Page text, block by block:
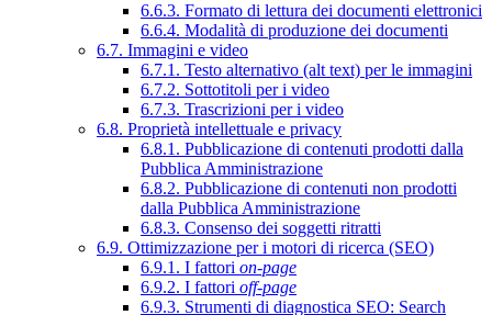
6.6.3. Formato di lettura dei documenti elettronici
6.6.4. Modalità di produzione dei documenti
6.7. Immagini e video
6.7.1. Testo alternativo (alt text) per le immagini
6.7.2. Sottotitoli per i video
6.7.3. Trascrizioni per i video
6.8. Proprietà intellettuale e privacy
6.8.1. Pubblicazione di contenuti prodotti dalla
Pubblica Amministrazione
6.8.2. Pubblicazione di contenuti non prodotti
dalla Pubblica Amministrazione
6.8.3. Consenso dei soggetti ritratti
6.9. Ottimizzazione per i motori di ricerca (SEO)
6.9.1. I fattori on-page
6.9.2. I fattori off-page
6.9.3. Strumenti di diagnostica SEO: Search